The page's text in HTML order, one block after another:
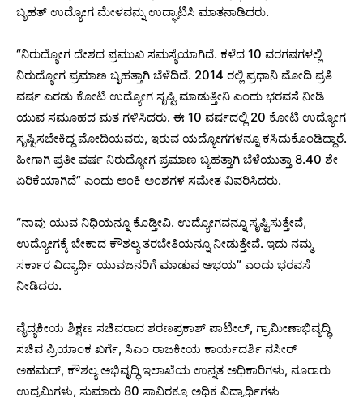
ಬೃಹತ್ ಉದ್ಯೋಗ ಮೇಳವನ್ನು ಉದ್ಘಾಟಿಸಿ ಮಾತನಾಡಿದರು.
“ನಿರುದ್ಯೋಗ ದೇಶದ ಪ್ರಮುಖ ಸಮಸ್ಯೆಯಾಗಿದೆ. ಕಳೆದ 10 ವರಗಷಗಳಲ್ಲಿ
ನಿರುದ್ಯೋಗ ಪ್ರಮಾಣ ಬೃಹತ್ತಾಗಿ ಬೆಳೆದಿದೆ. 2014 ರಲ್ಲಿ ಪ್ರಧಾನಿ ಮೋದಿ ಪ್ರತಿ
ವರ್ಷ ಎರಡು ಕೋಟಿ ಉದ್ಯೋಗ ಸೃಷ್ಟಿ ಮಾಡುತ್ತೀನಿ ಎಂದು ಭರವಸೆ ನೀಡಿ
ಯುವ ಸಮೂಹದ ಮತ ಗಳಿಸಿದರು. ಈ 10 ವರ್ಷದಲ್ಲಿ 20 ಕೋಟಿ ಉದ್ಯೋಗ
ಸೃಷ್ಟಿಸಬೇಕಿದ್ದ ಮೋದಿಯವರು, ಇರುವ ಯದ್ಯೋಗಗಳನ್ನೂ ಕಸಿದುಕೊಂಡಿದ್ದಾರೆ.
ಹೀಗಾಗಿ ಪ್ರತೀ ವರ್ಷ ನಿರುದ್ಯೋಗ ಪ್ರಮಾಣ ಬೃಹತ್ತಾಗಿ ಬೆಳೆಯುತ್ತಾ 8.40 ಶೇ
ಏರಿಕೆಯಾಗಿದೆ” ಎಂದು ಅಂಕಿ ಅಂಶಗಳ‌ ಸಮೇತ ವಿವರಿಸಿದರು.
“ನಾವು ಯುವ ನಿಧಿಯನ್ನೂ ಕೊಡ್ತೀವಿ. ಉದ್ಯೋಗವನ್ನೂ ಸೃಷ್ಟಿಸುತ್ತೇವೆ,
ಉದ್ಯೋಗಕ್ಕೆ ಬೇಕಾದ ಕೌಶಲ್ಯ ತರಬೇತಿಯನ್ನೂ ನೀಡುತ್ತೇವೆ. ಇದು ನಮ್ಮ
ಸರ್ಕಾರ ವಿದ್ಯಾರ್ಥಿ ಯುವಜನರಿಗೆ ಮಾಡುವ ಅಭಯ” ಎಂದು ಭರವಸೆ
ನೀಡಿದರು.
ವೈದ್ಯಕೀಯ ಶಿಕ್ಷಣ ಸಚಿವರಾದ ಶರಣಪ್ರಕಾಶ್ ಪಾಟೀಲ್, ಗ್ರಾಮೀಣಾಭಿವೃದ್ಧಿ
ಸಚಿವ ಪ್ರಿಯಾಂಕ ಖರ್ಗೆ, ಸಿಎಂ ರಾಜಕೀಯ ಕಾರ್ಯದರ್ಶಿ ನಸೀರ್
ಅಹಮದ್, ಕೌಶಲ್ಯ ಅಭಿವೃದ್ಧಿ ಇಲಾಖೆಯ ಉನ್ನತ ಅಧಿಕಾರಿಗಳು, ನೂರಾರು
ಉದ್ಯಮಿಗಳು, ಸುಮಾರು 80 ಸಾವಿರಕ್ಕೂ ಅಧಿಕ ವಿದ್ಯಾರ್ಥಿಗಳು